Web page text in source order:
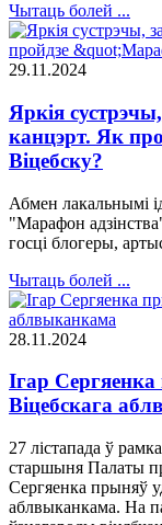
Чытаць болей ...
29.11.2024
Яркія
канцэрт. Як
Віцебску?
Абмен лакальнымі
"Марафон
госці блогеры,
Чытаць болей ...
28.11.2024
Ігар
Віцебскага
27 лістапада ў
старшыня Палаты
Сергяенка прыняў
аблвыканкама. На